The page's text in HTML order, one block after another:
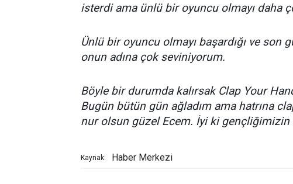
isterdi ama ünlü bir oyuncu olmayı daha
Ünlü bir oyuncu olmayı başardığı ve
onun adına çok seviniyorum.
Böyle bir durumda kalırsak Clap Your
Bugün bütün gün ağladım ama hatrına
nur olsun güzel Ecem. İyi ki gençliğimizin
Kaynak: Haber Merkezi